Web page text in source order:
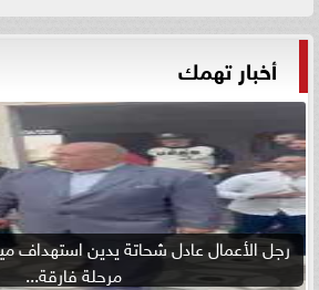
أخبار تهمك
رجل الأعمال عادل شحاتة يدين استهداف
مرحلة فارقة...